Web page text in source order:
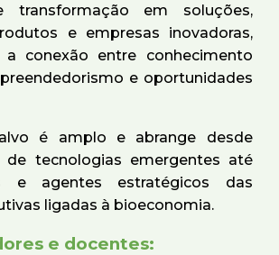
transformação em soluções,
e empresas inovadoras,
a conexão entre conhecimento
e oportunidades
é amplo e abrange desde
de tecnologias emergentes até
e agentes estratégicos das
ligadas à bioeconomia.
e docentes: